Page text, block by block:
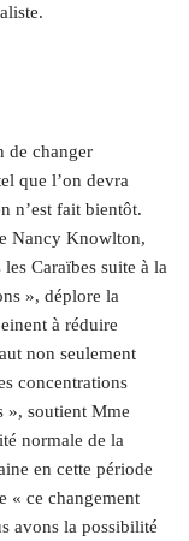
de changer
que l’on devra
n’est fait bientôt.
Nancy Knowlton,
Caraïbes suite à la
», déplore la
à réduire
non seulement
concentrations
», soutient Mme
normale de la
en cette période
« ce changement
avons la possibilité